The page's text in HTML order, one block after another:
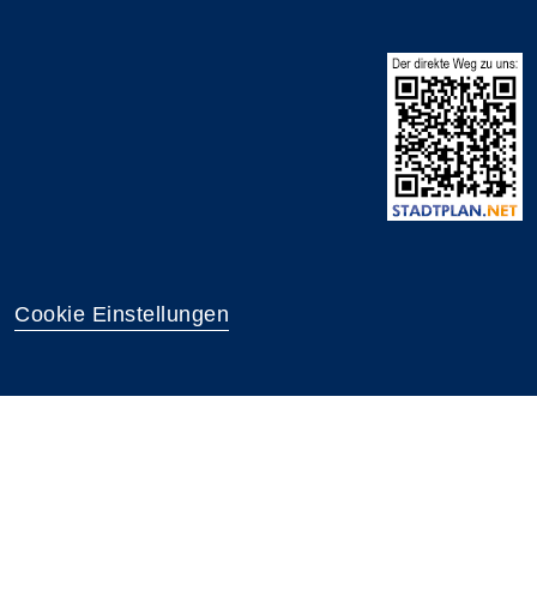
Cookie Einstellungen